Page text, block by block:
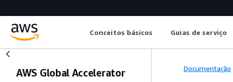
Conceitos básicos Guias de serviço
AWS Global Accelerator Documentação